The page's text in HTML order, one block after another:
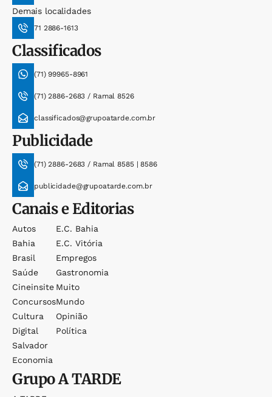
Demais localidades
71 2886-1613
Classificados
(71) 99965-8961
(71) 2886-2683 / Ramal 8526
classificados@grupoatarde.com.br
Publicidade
(71) 2886-2683 / Ramal 8585 | 8586
publicidade@grupoatarde.com.br
Canais e Editorias
Autos
Bahia
Brasil
Saúde
Cineinsite
Concursos
Cultura
Digital
Salvador
Economia
E.c. Bahia
E.c. Vitória
Empregos
Gastronomia
Muito
Mundo
Opinião
Política
GrupoA TARDE